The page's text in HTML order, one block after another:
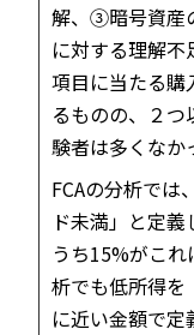
解、③暗号資産
に対する理解
項目に当たる購
るものの、２
験者は多くなか
FCAの分析で
ド未満」と定
うち15%がこ
析でも低所得を
に近い金額で